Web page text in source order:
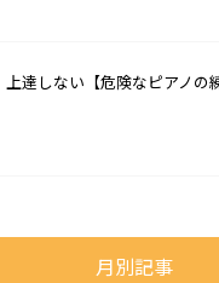
上達しない【危険なピアノの
月別記事